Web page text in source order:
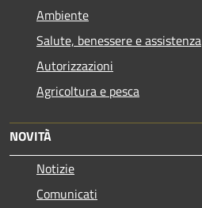
Ambiente
Salute, benessere e assistenza
Autorizzazioni
Agricoltura e pesca
NOVITÀ
Notizie
Comunicati